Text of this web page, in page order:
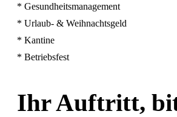
* Gesundheitsmanagement
* Urlaub- & Weihnachtsgeld
* Kantine
* Betriebsfest
Ihr Auftritt,